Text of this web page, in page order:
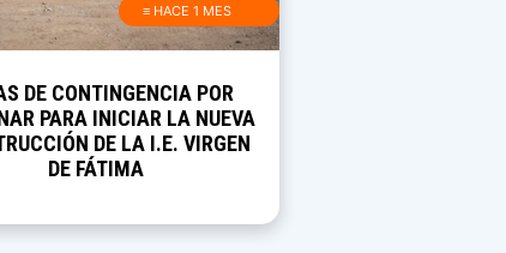
≡ HACE 1 MES
DE CONTINGENCIA POR
PARA INICIAR LA NUEVA
DE LA I.E. VIRGEN
DE FÁTIMA